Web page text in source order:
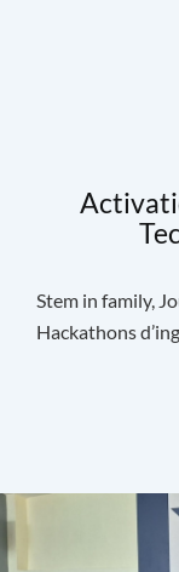
Stem in family,
Hackathons